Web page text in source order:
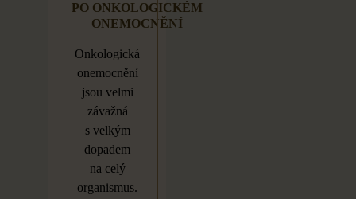
PO ONKOLOGICKÉM
ONEMOCNĚNÍ
Onkologická
onemocnění
jsou velmi
závažná
s velkým
dopadem
na celý
organismus.